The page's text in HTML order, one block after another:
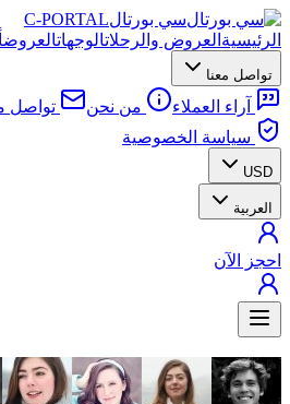
سي بورتالC-PORTAL
الرئيسية العروض والرحلاتالوجهاتالعروض
تواصل معنا
آراء العملاء من نحن تواصل
سياسة الخصوصية
USD
العربية
احجز الآن